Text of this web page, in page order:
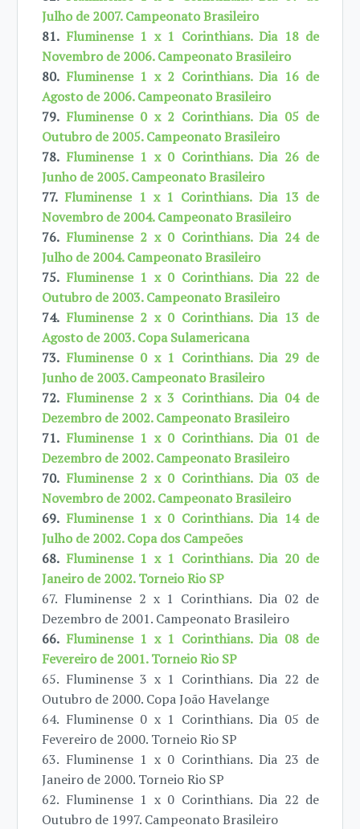
Julho de 2007. Campeonato Brasileiro
81. Fluminense 1 x 1 Corinthians. Dia 18 de
Novembro de 2006. Campeonato Brasileiro
80. Fluminense 1 x 2 Corinthians. Dia 16 de
Agosto de 2006. Campeonato Brasileiro
79. Fluminense 0 x 2 Corinthians. Dia 05 de
Outubro de 2005. Campeonato Brasileiro
78. Fluminense 1 x 0 Corinthians. Dia 26 de
Junho de 2005. Campeonato Brasileiro
77. Fluminense 1 x 1 Corinthians. Dia 13 de
Novembro de 2004. Campeonato Brasileiro
76. Fluminense 2 x 0 Corinthians. Dia 24 de
Julho de 2004. Campeonato Brasileiro
75. Fluminense 1 x 0 Corinthians. Dia 22 de
Outubro de 2003. Campeonato Brasileiro
74. Fluminense 2 x 0 Corinthians. Dia 13 de
Agosto de 2003. Copa Sulamericana
73. Fluminense 0 x 1 Corinthians. Dia 29 de
Junho de 2003. Campeonato Brasileiro
72. Fluminense 2 x 3 Corinthians. Dia 04 de
Dezembro de 2002. Campeonato Brasileiro
71. Fluminense 1 x 0 Corinthians. Dia 01 de
Dezembro de 2002. Campeonato Brasileiro
70. Fluminense 2 x 0 Corinthians. Dia 03 de
Novembro de 2002. Campeonato Brasileiro
69. Fluminense 1 x 0 Corinthians. Dia 14 de
Julho de 2002. Copa dos Campeões
68. Fluminense 1 x 1 Corinthians. Dia 20 de
Janeiro de 2002. Torneio Rio SP
67. Fluminense 2 x 1 Corinthians. Dia 02 de
Dezembro de 2001. Campeonato Brasileiro
66. Fluminense 1 x 1 Corinthians. Dia 08 de
Fevereiro de 2001. Torneio Rio SP
65. Fluminense 3 x 1 Corinthians. Dia 22 de
Outubro de 2000. Copa João Havelange
64. Fluminense 0 x 1 Corinthians. Dia 05 de
Fevereiro de 2000. Torneio Rio SP
63. Fluminense 1 x 0 Corinthians. Dia 23 de
Janeiro de 2000. Torneio Rio SP
62. Fluminense 1 x 0 Corinthians. Dia 22 de
Outubro de 1997. Campeonato Brasileiro